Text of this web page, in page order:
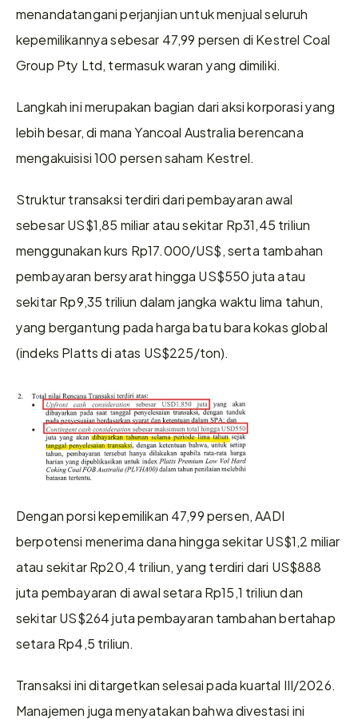
menandatangani perjanjian untuk menjual seluruh
kepemilikannya sebesar 47,99 persen di Kestrel Coal
Group Pty Ltd, termasuk waran yang dimiliki.
Langkah ini merupakan bagian dari aksi korporasi yang
lebih besar, di mana Yancoal Australia berencana
mengakuisisi 100 persen saham Kestrel.
Struktur transaksi terdiri dari pembayaran awal
sebesar US$1,85 miliar atau sekitar Rp31,45 triliun
menggunakan kurs Rp17.000/US$, serta tambahan
pembayaran bersyarat hingga US$550 juta atau
sekitar Rp9,35 triliun dalam jangka waktu lima tahun,
yang bergantung pada harga batu bara kokas global
(indeks Platts di atas US$225/ton).
Dengan porsi kepemilikan 47,99 persen, AADI
berpotensi menerima dana hingga sekitar US$1,2 miliar
atau sekitar Rp20,4 triliun, yang terdiri dari US$888
juta pembayaran di awal setara Rp15,1 triliun dan
sekitar US$264 juta pembayaran tambahan bertahap
setara Rp4,5 triliun.
Transaksi ini ditargetkan selesai pada kuartal III/2026.
Manajemen juga menyatakan bahwa divestasi ini